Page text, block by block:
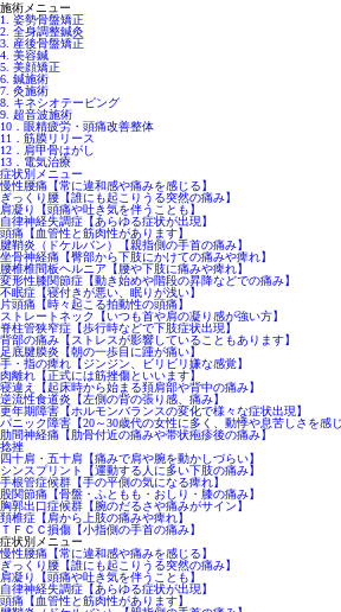
施術メニュー
1. 姿勢骨盤矯正
2. 全身調整鍼灸
3. 産後骨盤矯正
4. 美容鍼
5. 美顔矯正
6. 鍼施術
7. 灸施術
8. キネシオテーピング
9. 超音波施術
10．眼精疲労・頭痛改善整体
11．筋膜リリース
12．肩甲骨はがし
13．電気治療
症状別メニュー
慢性腰痛【常に違和感や痛みを感じる】
ぎっくり腰【誰にも起こりうる突然の痛み】
肩凝り【頭痛や吐き気を伴うことも】
自律神経失調症【あらゆる症状が出現】
頭痛【血管性と筋肉性があります】
腱鞘炎（ドケルバン）【親指側の手首の痛み】
坐骨神経痛【臀部から下肢にかけての痛みや痺れ】
腰椎椎間板ヘルニア【腰や下肢に痛みや痺れ】
変形性膝関節症【動き始めや階段の昇降などでの痛み】
不眠症【寝付きが悪い、眠りが浅い】
片頭痛【時々起こる拍動性の頭痛】
ストレートネック【いつも首や肩の凝り感が強い方】
脊柱管狭窄症【歩行時などで下肢症状出現】
背部の痛み【ストレスが影響していることもあります】
足底腱膜炎【朝の一歩目に踵が痛い】
手・指の痺れ【ジンジン、ビリビリ嫌な感覚】
肉離れ【正式には筋挫傷といいます】
寝違え【起床時から始まる頚肩部や背中の痛み】
逆流性食道炎【左側の背の張り感、痛み】
更年期障害【ホルモンバランスの変化で様々な症状出現】
パニック障害【20～30歳代の女性に多く、動悸や息苦しさを感じ
肋間神経痛【肋骨付近の痛みや帯状疱疹後の痛み】
捻挫
四十肩・五十肩【痛みで肩や腕を動かしづらい】
シンスプリント【運動する人に多い下肢の痛み】
手根管症候群【手の平側の気になる痺れ】
股関節痛【骨盤・ふともも・おしり・膝の痛み】
胸郭出口症候群【腕のだるさや痛みがサイン】
頚椎症【肩から上肢の痛みや痺れ】
ＴＦＣＣ損傷【小指側の手首の痛み】
症状別メニュー
慢性腰痛【常に違和感や痛みを感じる】
ぎっくり腰【誰にも起こりうる突然の痛み】
肩凝り【頭痛や吐き気を伴うことも】
自律神経失調症【あらゆる症状が出現】
頭痛【血管性と筋肉性があります】